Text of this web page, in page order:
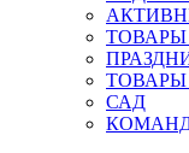
ТОВАРЫ
САД